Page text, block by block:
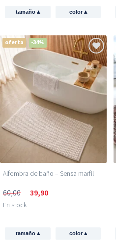
tamaño ▴ color▴
oferta -34%
Alfombra de baño – Sensa marfil
60,00 39,90
En stock
tamaño ▴ color▴